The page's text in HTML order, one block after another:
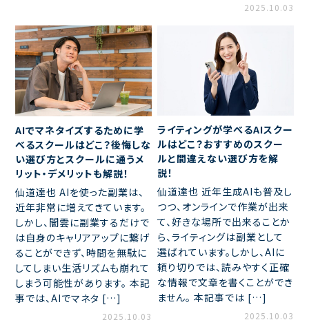
2025.10.03
AIでマネタイズするために学
べるスクールはどこ？後悔しな
い選び方とスクールに通うメ
リット・デメリットも解説！
仙道達也 AIを使った副業は、
近年非常に増えてきています。
しかし、闇雲に副業するだけで
は自身のキャリアアップに繋げ
ることができず、時間を無駄に
してしまい生活リズムも崩れて
しまう可能性があります。 本記
事では、AIでマネタ […]
2025.10.03
ライティングが学べるAIスクー
ルはどこ？おすすめのスクー
ルと間違えない選び方を解
説！
仙道達也 近年生成AIも普及し
つつ、オンラインで作業が出来
て、好きな場所で出来ることか
ら、ライティングは副業として
選ばれています。しかし、AIに
頼り切りでは、読みやすく正確
な情報で文章を書くことができ
ません。 本記事では […]
2025.10.03